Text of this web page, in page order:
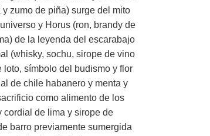
zumo de piña) surge del mito
y Horus (ron, brandy de
de la leyenda del escarabajo
(whisky, sochu, sirope de vino
símbolo del budismo y flor
de chile habanero y menta y
como alimento de los
cordial de lima y sirope de
barro previamente sumergida